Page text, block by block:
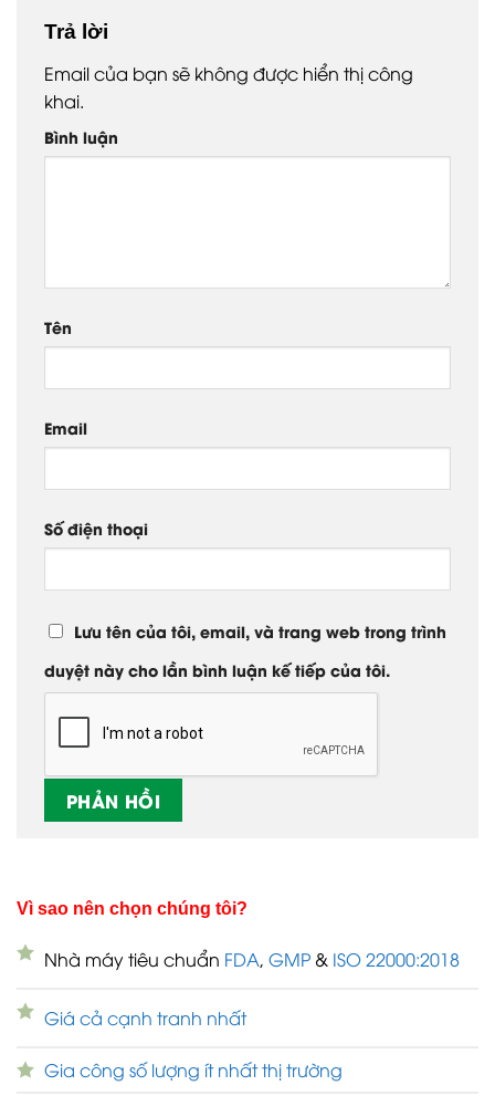
Trả lời
Email của bạn sẽ không được hiển thị công
khai.
Bình luận
Tên
Email
Số điện thoại
Lưu tên của tôi, email, và trang web trong trình
duyệt này cho lần bình luận kế tiếp của tôi.
Vì sao nên chọn chúng tôi?
Nhà máy tiêu chuẩn FDA, GMP & ISO 22000:2018
Giá cả cạnh tranh nhất
Gia công số lượng ít nhất thị trường